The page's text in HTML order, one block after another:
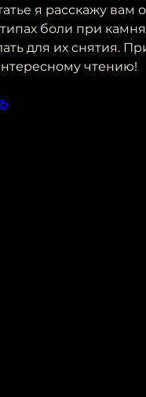
я расскажу вам
боли при
для их снятия.
чтению!